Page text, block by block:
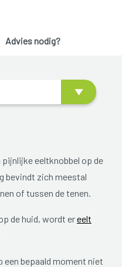
Advies nodig?
pijnlijke eeltknobbel op de
bevindt zich meestal
of tussen de tenen.
de huid, wordt ereelt
een bepaald moment niet